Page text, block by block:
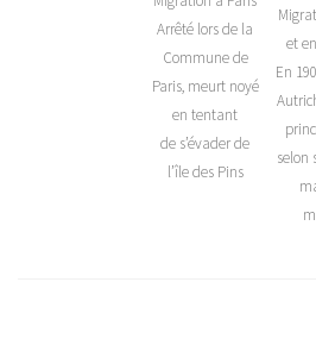
Arrêté lors de la
Commune de
Paris, meurt noyé
en tentant
de s’évader de
l’île des Pins
et
En
selon